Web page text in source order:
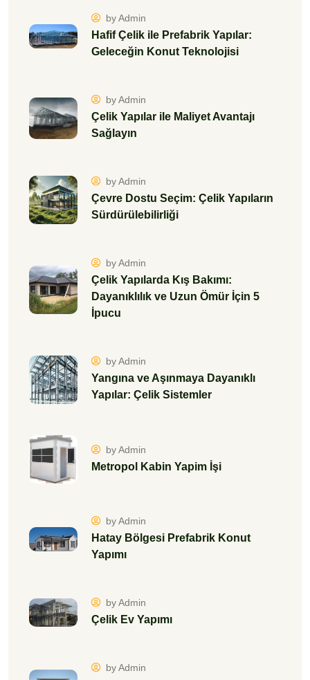
by Admin
Hafif Çelik ile Prefabrik Yapılar:
Geleceğin Konut Teknolojisi
by Admin
Çelik Yapılar ile Maliyet Avantajı
Sağlayın
by Admin
Çevre Dostu Seçim: Çelik Yapıların
Sürdürülebilirliği
by Admin
Çelik Yapılarda Kış Bakımı:
Dayanıklılık ve Uzun Ömür İçin 5
İpucu
by Admin
Yangına ve Aşınmaya Dayanıklı
Yapılar: Çelik Sistemler
by Admin
Metropol Kabin Yapim İşi
by Admin
Hatay Bölgesi Prefabrik Konut
Yapımı
by Admin
Çelik Ev Yapımı
by Admin